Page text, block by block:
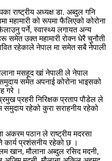
राष्ट्रीय अध्यक्ष डा. अब्दुल गनि
महामारी को रूपमा फैलिएको कोरोना
पर्ने, स्वास्थ्य लगायत अन्य
समेत उक्त महामारी रोक्न धेरै चुनौती
रहेकाले नेपाल मा समेत सबै नेपाली
मसहूद खां नेपाली ले नेपाल
समेत अपनाई कोरोना भाइसको
गरे ।
प्रहरी निरिक्षक प्रताप पौडेल ले
रहेको कुरा सराहनीय रहेको
अकरम पठान ले राष्ट्रीय मदरसा
प्रशंसनीय रहेको छ ।
खान, मौलाना अब्दुल रसिद मदनी,